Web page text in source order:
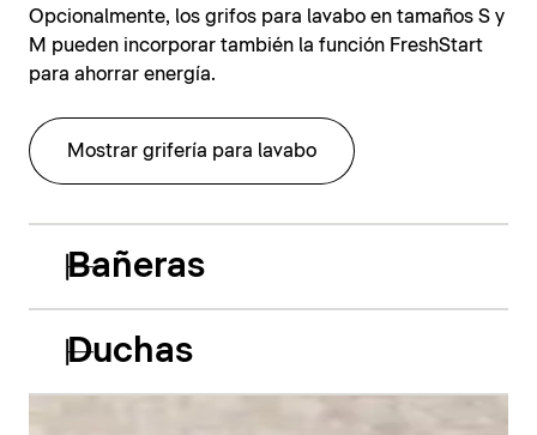
Opcionalmente, los grifos para lavabo en tamaños S y
M pueden incorporar también la función FreshStart
para ahorrar energía.
Mostrar grifería para lavabo
Bañeras
Duchas